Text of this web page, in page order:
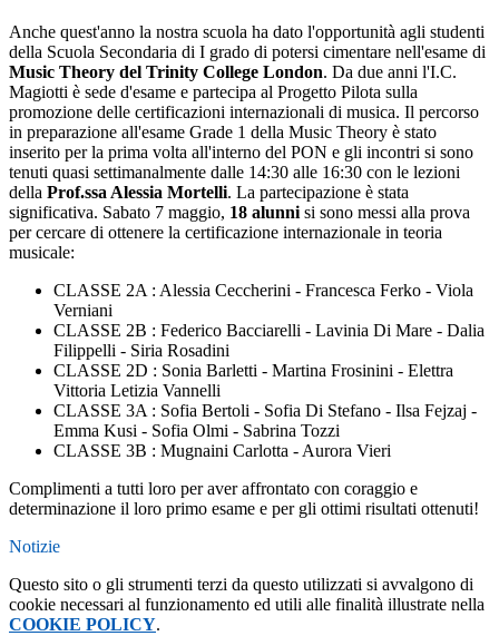
Anche quest'anno la nostra scuola ha dato l'opportunità agli studenti
della Scuola Secondaria di I grado di potersi cimentare nell'esame di
Music Theory del Trinity College London. Da due anni l'I.C.
Magiotti è sede d'esame e partecipa al Progetto Pilota sulla
promozione delle certificazioni internazionali di musica. Il percorso
in preparazione all'esame Grade 1 della Music Theory è stato
inserito per la prima volta all'interno del PON e gli incontri si sono
tenuti quasi settimanalmente dalle 14:30 alle 16:30 con le lezioni
della Prof.ssa Alessia Mortelli. La partecipazione è stata
significativa. Sabato 7 maggio, 18 alunni si sono messi alla prova
per cercare di ottenere la certificazione internazionale in teoria
musicale:
CLASSE 2A : Alessia Ceccherini - Francesca Ferko - Viola
Verniani
CLASSE 2B : Federico Bacciarelli - Lavinia Di Mare - Dalia
Filippelli - Siria Rosadini
CLASSE 2D : Sonia Barletti - Martina Frosinini - Elettra
Vittoria Letizia Vannelli
CLASSE 3A : Sofia Bertoli - Sofia Di Stefano - Ilsa Fejzaj -
Emma Kusi - Sofia Olmi - Sabrina Tozzi
CLASSE 3B : Mugnaini Carlotta - Aurora Vieri
Complimenti a tutti loro per aver affrontato con coraggio e
determinazione il loro primo esame e per gli ottimi risultati ottenuti!
Notizie
Questo sito o gli strumenti terzi da questo utilizzati si avvalgono di
cookie necessari al funzionamento ed utili alle finalità illustrate nella
COOKIE POLICY.